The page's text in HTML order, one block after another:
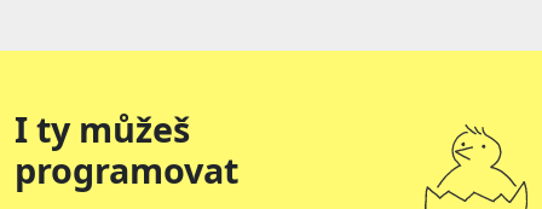
I ty můžeš
programovat